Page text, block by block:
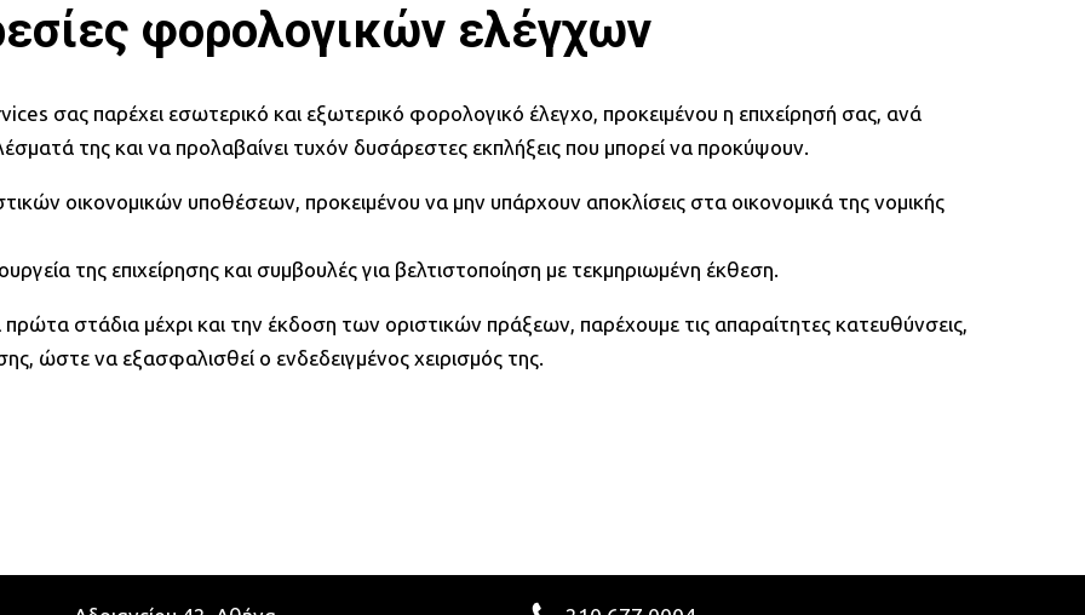
φορολογικών ελέγχων
σας παρέχει εσωτερικό και εξωτερικό φορολογικό έλεγχο, προκειμένου η επιχείρησή σας, ανά
της και να προλαβαίνει τυχόν δυσάρεστες εκπλήξεις που μπορεί να προκύψουν.
οικονομικών υποθέσεων, προκειμένου να μην υπάρχουν αποκλίσεις στα οικονομικά της νομικής
της επιχείρησης και συμβουλές για βελτιστοποίηση με τεκμηριωμένη έκθεση.
στάδια μέχρι και την έκδοση των οριστικών πράξεων, παρέχουμε τις απαραίτητες κατευθύνσεις,
ώστε να εξασφαλισθεί ο ενδεδειγμένος χειρισμός της.